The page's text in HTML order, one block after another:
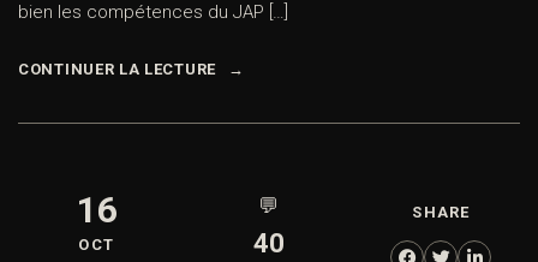
bien les compétences du JAP […]
CONTINUER LA LECTURE
16
OCT
💬
40
SHARE